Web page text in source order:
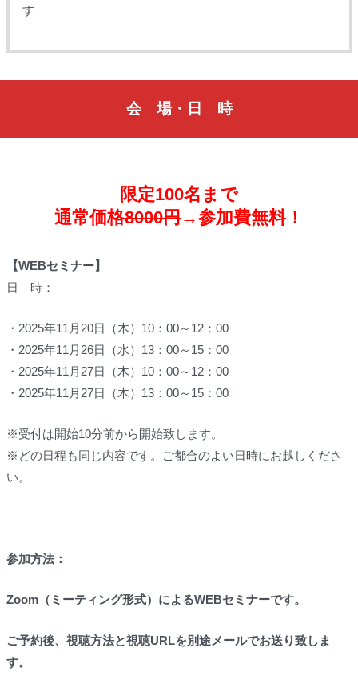
す
会 場・日 時
限定100名まで
通常価格8000円→参加費無料！
【WEBセミナー】
日 時：
・2025年11月20日（木）10：00～12：00
・2025年11月26日（水）13：00～15：00
・2025年11月27日（木）10：00～12：00
・2025年11月27日（木）13：00～15：00
※受付は開始10分前から開始致します。
※どの日程も同じ内容です。ご都合のよい日時にお越しくださ
い。
参加方法：
Zoom（ミーティング形式） によるWEBセミナーです。
ご予約後、視聴方法と視聴URLを別途メールでお送り致しま
す。